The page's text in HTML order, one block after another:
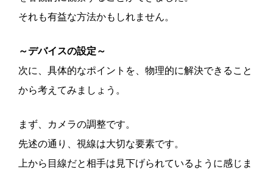
それも有益な方法かもしれません。
～デバイスの設定～
次に、具体的なポイントを、物理的に解決できること
から考えてみましょう。
まず、カメラの調整です。
先述の通り、視線は大切な要素です。
上から目線だと相手は見下げられているように感じま